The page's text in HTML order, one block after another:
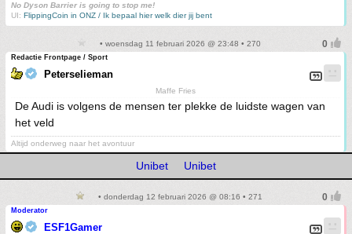
No Dyson Barrier is going to stop me!
UI: FlippingCoin in ONZ / Ik bepaal hier welk dier jij bent
• woensdag 11 februari 2026 @ 23:48 • 270
Redactie Frontpage / Sport
Peterselieman
Maffe Fries
De Audi is volgens de mensen ter plekke de luidste wagen van
het veld
Altijd onderweg naar het avontuur
Unibet Unibet
• donderdag 12 februari 2026 @ 08:16 • 271
Moderator
ESF1Gamer